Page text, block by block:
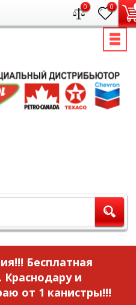
0 0
Бесплатная
Краснодару и
от 1 канистры!!!